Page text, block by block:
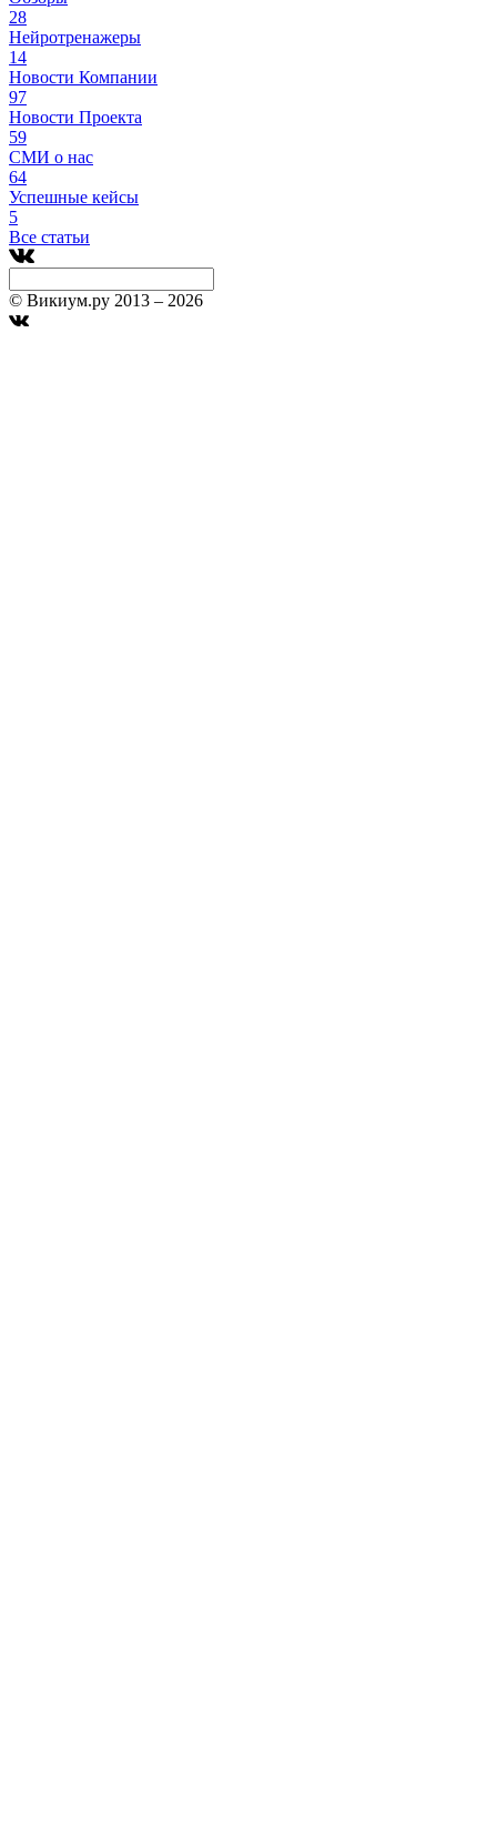
28
Нейротренажеры
14
Новости Компании
97
Новости Проекта
59
СМИ о нас
64
Успешные кейсы
5
Все статьи
© Викиум.ру 2013 – 2026